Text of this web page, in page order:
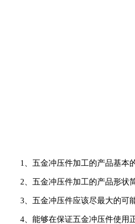
1、五金冲压件加工的产品基本的
2、五金冲压件加工的产品形状简
3、五金冲压件应该尽最大的可能
4、能够在保证五金冲压件使用正